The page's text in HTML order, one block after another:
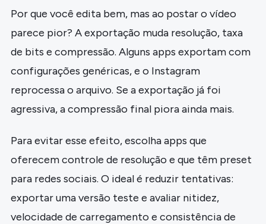
Por que você edita bem, mas ao postar o vídeo
parece pior? A exportação muda resolução, taxa
de bits e compressão. Alguns apps exportam com
configurações genéricas, e o Instagram
reprocessa o arquivo. Se a exportação já foi
agressiva, a compressão final piora ainda mais.
Para evitar esse efeito, escolha apps que
oferecem controle de resolução e que têm preset
para redes sociais. O ideal é reduzir tentativas:
exportar uma versão teste e avaliar nitidez,
velocidade de carregamento e consistência de